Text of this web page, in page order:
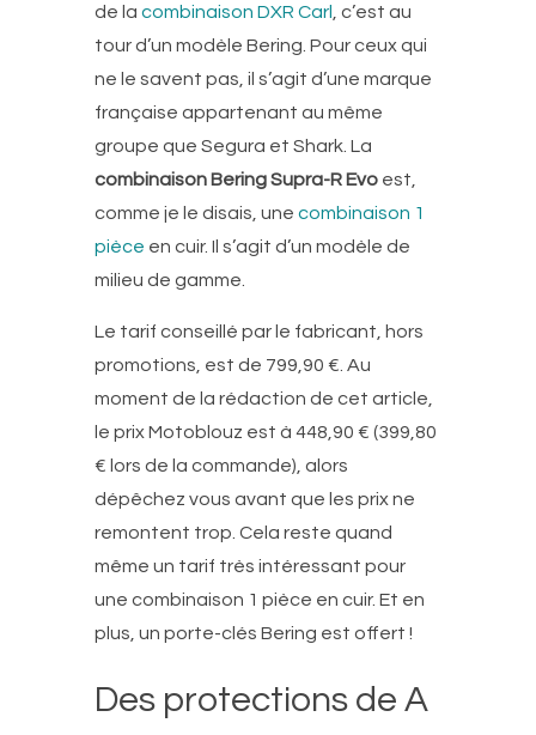
de la combinaison DXR Carl
, c’est au
tour d’un modèle Bering. Pour ceux qui
ne le savent pas, il s’agit d’une marque
française appartenant au même
groupe que Segura et Shark. La
combinaison Bering Supra-R Evo est,
comme je le disais, une combinaison 1
pièce en cuir. Il s’agit d’un modèle de
milieu de gamme.
Le tarif conseillé par le fabricant, hors
promotions, est de 799,90 €. Au
moment de la rédaction de cet article,
le prix Motoblouz est à 448,90 € (399,80
€ lors de la commande), alors
dépêchez vous avant que les prix ne
remontent trop. Cela reste quand
même un tarif très intéressant pour
une combinaison 1 pièce en cuir. Et en
plus, un porte-clés Bering est offert !
Des protections de A